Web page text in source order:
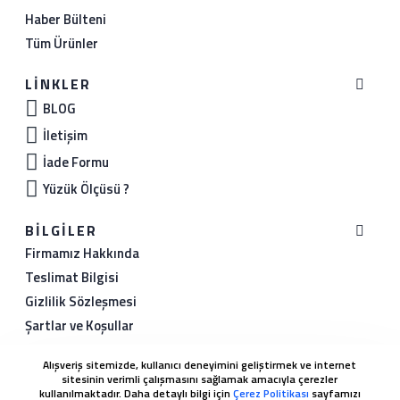
Haber Bülteni
Tüm Ürünler
LINKLER
BLOG
İletişim
İade Formu
Yüzük Ölçüsü ?
BILGILER
Firmamız Hakkında
Teslimat Bilgisi
Gizlilik Sözleşmesi
Şartlar ve Koşullar
İLETIŞIM
Alışveriş sitemizde, kullanıcı deneyimini geliştirmek ve internet
sitesinin verimli çalışmasını sağlamak amacıyla çerezler
kullanılmaktadır. Daha detaylı bilgi için Çerez Politikası sayfamızı